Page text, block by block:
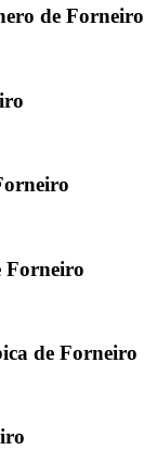
de Forneiro
Forneiro
de Forneiro